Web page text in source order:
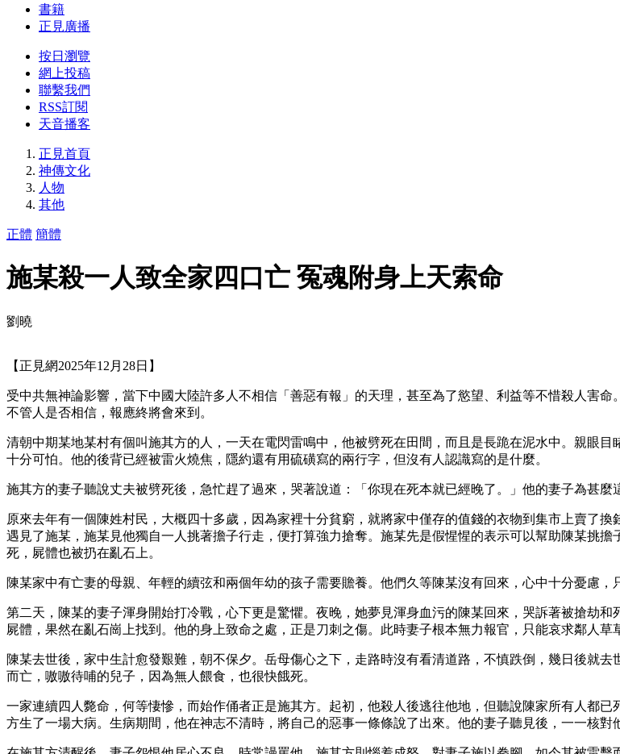
書籍
正見廣播
按日瀏覽
網上投稿
聯繫我們
RSS訂閱
天音播客
正見首頁
神傳文化
人物
其他
正體 簡體
施某殺一人致全家四口亡 冤魂附身上天索命
劉曉
【正見網2025年12月28日】
受中共無神論影響，當下中國大陸許多人不相信「善惡有報」的天理，甚至為了慾望、利益等不惜殺人害
不管人是否相信，報應終將會來到。
清朝中期某地某村有個叫施其方的人，一天在電閃雷鳴中，他被劈死在田間，而且是長跪在泥水中。親眼
十分可怕。他的後背已經被雷火燒焦，隱約還有用硫磺寫的兩行字，但沒有人認識寫的是什麼。
施其方的妻子聽說丈夫被劈死後，急忙趕了過來，哭著說道：「你現在死本就已經晚了。」他的妻子為甚麼
原來去年有一個陳姓村民，大概四十多歲，因為家裡十分貧窮，就將家中僅存的值錢的衣物到集市上賣了
遇見了施某，施某見他獨自一人挑著擔子行走，便打算強力搶奪。施某先是假惺惺的表示可以幫助陳某挑
死，屍體也被扔在亂石上。
陳某家中有亡妻的母親、年輕的續弦和兩個年幼的孩子需要贍養。他們久等陳某沒有回來，心中十分憂慮，
第二天，陳某的妻子渾身開始打冷戰，心下更是驚懼。夜晚，她夢見渾身血污的陳某回來，哭訴著被搶劫
屍體，果然在亂石崗上找到。他的身上致命之處，正是刀刺之傷。此時妻子根本無力報官，只能哀求鄰人草
陳某去世後，家中生計愈發艱難，朝不保夕。岳母傷心之下，走路時沒有看清道路，不慎跌倒，幾日後就
而亡，嗷嗷待哺的兒子，因為無人餵食，也很快餓死。
一家連續四人斃命，何等悽慘，而始作俑者正是施其方。起初，他殺人後逃往他地，但聽說陳家所有人都
方生了一場大病。生病期間，他在神志不清時，將自己的惡事一條條說了出來。他的妻子聽見後，一一核對